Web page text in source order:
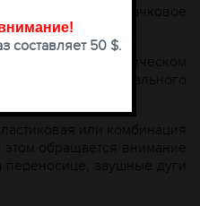
диоптрий,
межзрачковое
нарушений;
модно как в классическом
формате специального
или комбинация
этом обращается внимание
заушные дуги
!
составляет 50 $.